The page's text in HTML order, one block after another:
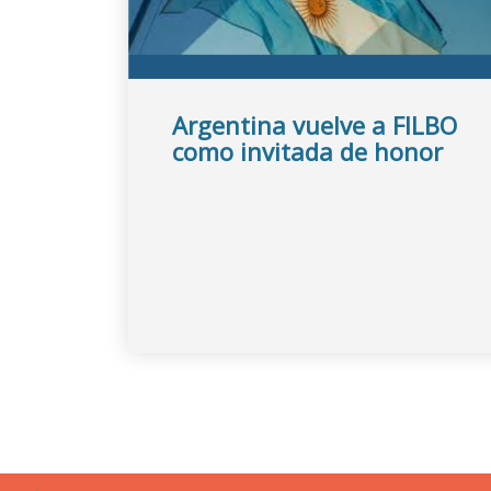
Argentina vuelve a FILBO
como invitada de honor